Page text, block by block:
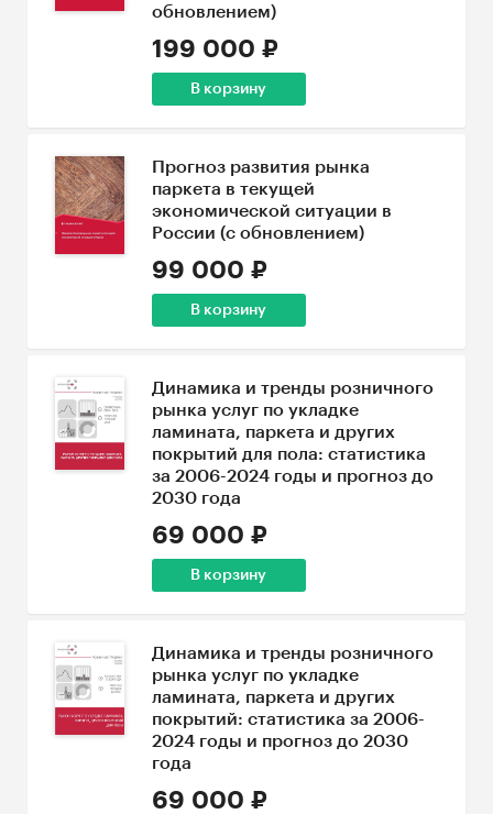
обновлением)
199 000 ₽
В корзину
Прогноз развития рынка
паркета в текущей
экономической ситуации в
России (с обновлением)
99 000 ₽
В корзину
Динамика и тренды розничного
рынка услуг по укладке
ламината, паркета и других
покрытий для пола: статистика
за 2006-2024 годы и прогноз до
2030 года
69 000 ₽
В корзину
Динамика и тренды розничного
рынка услуг по укладке
ламината, паркета и других
покрытий: статистика за 2006-
2024 годы и прогноз до 2030
года
69 000 ₽